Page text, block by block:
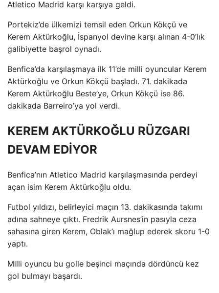
Atletico Madrid karşı karşıya geldi.
Portekiz’de ülkemizi temsil eden Orkun Kökçü ve
Kerem Aktürkoğlu, İspanyol devine karşı alınan 4-0’lık
galibiyette başrol oynadı.
Benfica’da karşılaşmaya ilk 11’de milli oyuncular Kerem
Aktürkoğlu ve Orkun Kökçü başladı. 71. dakikada
Kerem Aktürkoğlu Beste’ye, Orkun Kökçü ise 86.
dakikada Barreiro’ya yol verdi.
KEREM AKTÜRKOĞLU RÜZGARI
DEVAM EDİYOR
Benfica’nın Atletico Madrid karşılaşmasında perdeyi
açan isim Kerem Aktürkoğlu oldu.
Futbol yıldızı, belirleyici maçın 13. dakikasında takımı
adına sahneye çıktı. Fredrik Aursnes’in pasıyla ceza
sahasına giren Kerem, Oblak’ı mağlup ederek skoru 1-0
yaptı.
Milli oyuncu bu golle beşinci maçında dördüncü kez
gol bulmayı başardı.